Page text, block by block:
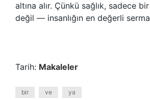
altına alır. Çünkü sağlık, sadece
değil — insanlığın en değerli
Tarih: Makaleler
bir ve ya